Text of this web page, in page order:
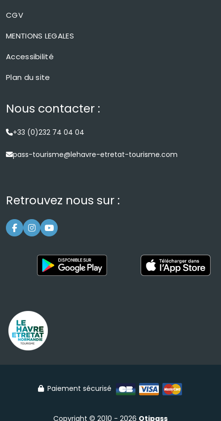
CGV
MENTIONS LEGALES
Accessibilité
Plan du site
Nous contacter :
+33 (0)232 74 04 04
pass-tourisme@lehavre-etretat-tourisme.com
Retrouvez nous sur :
Paiement sécurisé
Copyright © 2010 - 2026 Otipass